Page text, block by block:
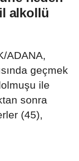
alkollü
ADANA,
geçmek
ile
sonra
(45),